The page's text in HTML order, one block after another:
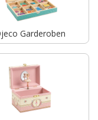
Garderoben